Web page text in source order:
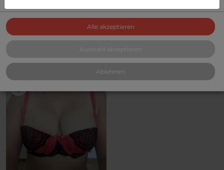
Sport-BH
Schwarzer Sport-BH von
Nike
93.63 €
Mein Lieblings BH!
Sehr oft getragen!
Ablehnen
Auswahl akzeptieren
Alle akzeptieren